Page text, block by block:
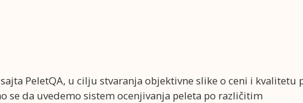
PeletQA, u cilju stvaranja objektivne slike o ceni i kvalitetu
se da uvedemo sistem ocenjivanja peleta po različitim